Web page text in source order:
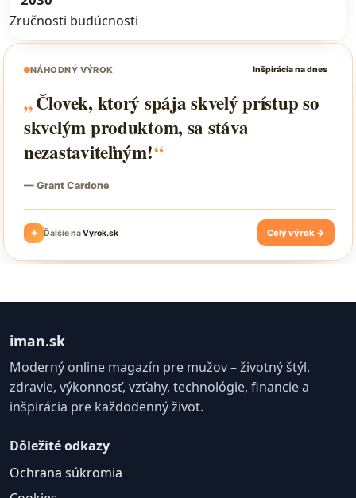
Zručnosti budúcnosti
iman.sk
Moderný online magazín pre mužov – životný štýl,
zdravie, výkonnosť, vzťahy, technológie, financie a
inšpirácia pre každodenný život.
Dôležité odkazy
Ochrana súkromia